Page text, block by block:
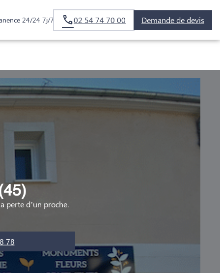
24/24 7j/7 02 54 74 70 00 Demande de devis
perte d’un proche.
78